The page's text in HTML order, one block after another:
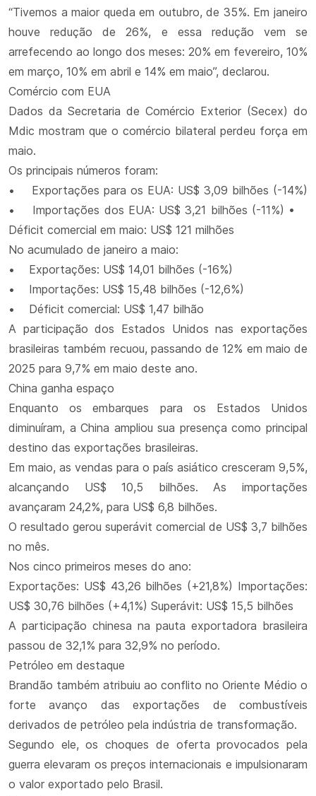
“Tivemos a maior queda em outubro, de 35%. Em janeiro
houve redução de 26%, e essa redução vem se
arrefecendo ao longo dos meses: 20% em fevereiro, 10%
em março, 10% em abril e 14% em maio”, declarou.
Comércio com EUA
Dados da Secretaria de Comércio Exterior (Secex) do
Mdic mostram que o comércio bilateral perdeu força em
maio.
Os principais números foram:
• Exportações para os EUA: US$ 3,09 bilhões (-14%)
• Importações dos EUA: US$ 3,21 bilhões (-11%) •
Déficit comercial em maio: US$ 121 milhões
No acumulado de janeiro a maio:
• Exportações: US$ 14,01 bilhões (-16%)
• Importações: US$ 15,48 bilhões (-12,6%)
• Déficit comercial: US$ 1,47 bilhão
A participação dos Estados Unidos nas exportações
brasileiras também recuou, passando de 12% em maio de
2025 para 9,7% em maio deste ano.
China ganha espaço
Enquanto os embarques para os Estados Unidos
diminuíram, a China ampliou sua presença como principal
destino das exportações brasileiras.
Em maio, as vendas para o país asiático cresceram 9,5%,
alcançando US$ 10,5 bilhões. As importações
avançaram 24,2%, para US$ 6,8 bilhões.
O resultado gerou superávit comercial de US$ 3,7 bilhões
no mês.
Nos cinco primeiros meses do ano:
Exportações: US$ 43,26 bilhões (+21,8%) Importações:
US$ 30,76 bilhões (+4,1%) Superávit: US$ 15,5 bilhões
A participação chinesa na pauta exportadora brasileira
passou de 32,1% para 32,9% no período.
Petróleo em destaque
Brandão também atribuiu ao conflito no Oriente Médio o
forte avanço das exportações de combustíveis
derivados de petróleo pela indústria de transformação.
Segundo ele, os choques de oferta provocados pela
guerra elevaram os preços internacionais e impulsionaram
o valor exportado pelo Brasil.